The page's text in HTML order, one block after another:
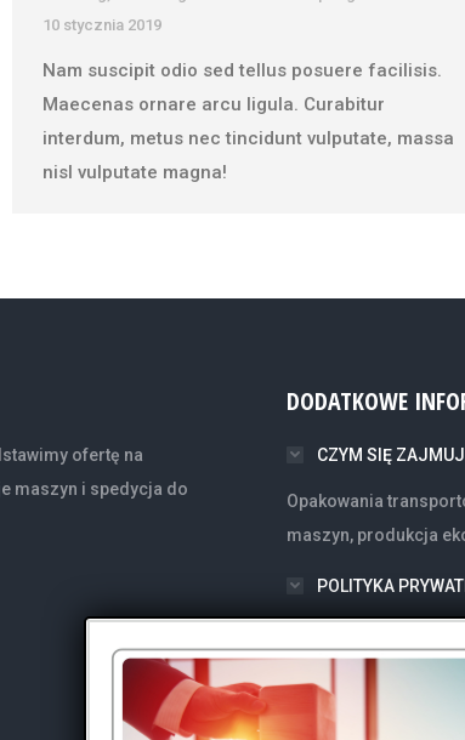
10 stycznia 2019
Nam suscipit odio sed tellus posuere facilisis.
Maecenas ornare arcu ligula. Curabitur
interdum, metus nec tincidunt vulputate, massa
nisl vulputate magna!
ofertę na
maszyn i spedycja do
DODATKOWE
CZYM SIĘ
Opakowania
maszyn, produkcja
POLITYKA